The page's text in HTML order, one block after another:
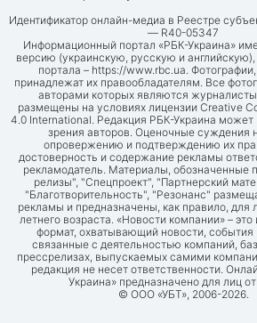
Идентификатор онлайн-медиа в Реестре
— R40-05347
Информационный портал «РБК-Украина»
версию (украинскую, русскую и английскую),
портала – https://www.rbc.ua.
принадлежат их правообладателям. Все
авторами которых являются
размещены на условиях лицензии Creative
4.0 International. Редакция РБК-Украина может
зрения авторов. Оценочные суждения
опровержению и подтверждению их
достоверность и содержание рекламы
рекламодатель. Материалы, обозначенные
релизы", "Спецпроект", "Партнерский
"Благотворительность", "Резонанс"
рекламы и предназначены, как правило, для
летнего возраста. «Новости компании» –
формат, охватывающий новости, события
связанные с деятельностью компаний,
прессрелизах, выпускаемых самими
редакция не несет ответственности.
Украина» предназначено для лиц от
© ООО «УБТ», 2006-2026.